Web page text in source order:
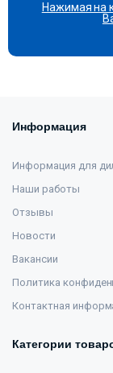
Нажимая на
Информация
Информация для
Наши работы
Отзывы
Новости
Вакансии
Политика
Контактная
Категории